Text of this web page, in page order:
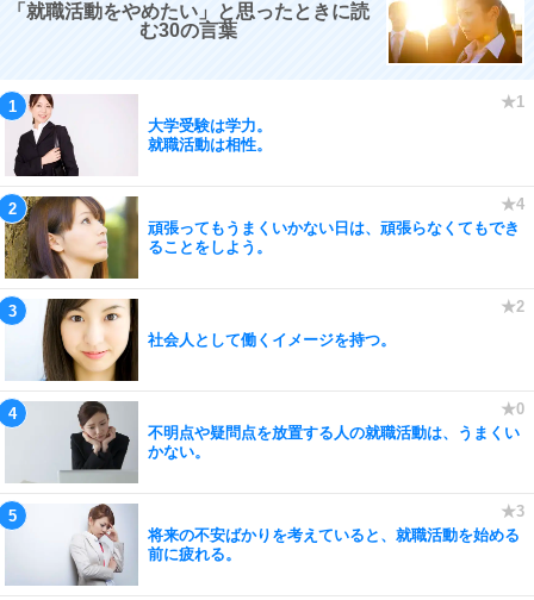
「就職活動をやめたい」と思ったときに読
む30の言葉
大学受験は学力。
就職活動は相性。
頑張ってもうまくいかない日は、頑張らなくてもでき
ることをしよう。
社会人として働くイメージを持つ。
不明点や疑問点を放置する人の就職活動は、うまくい
かない。
将来の不安ばかりを考えていると、就職活動を始める
前に疲れる。